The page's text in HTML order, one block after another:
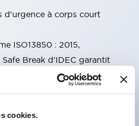
cookies.
d'urgence à corps court
ISO13850 : 2015,
Break d'IDEC garantit
contacts NC si le bloc de
tirage intégrées dans la